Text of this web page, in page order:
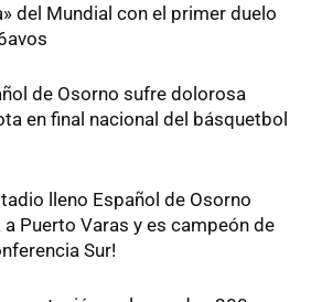
del Mundial con el primer duelo
de Osorno sufre dolorosa
en final nacional del básquetbol
lleno Español de Osorno
a Puerto Varas y es campeón de
Sur!